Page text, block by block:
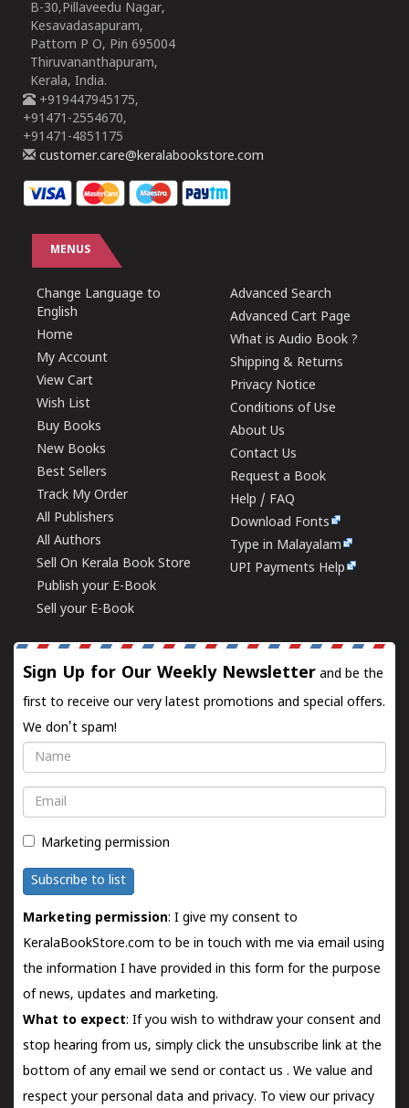
B-30,Pillaveedu Nagar,
Kesavadasapuram,
Pattom P O, Pin 695004
Thiruvananthapuram,
Kerala, India.
+919447945175,
+91471-2554670,
+91471-4851175
customer.care@keralabookstore.com
MENUS
Change Language to
English
Home
My Account
View Cart
Wish List
Buy Books
New Books
Best Sellers
Track My Order
All Publishers
All Authors
Sell On Kerala Book Store
Publish your E-Book
Sell your E-Book
Advanced Search
Advanced Cart Page
What is Audio Book ?
Shipping & Returns
Privacy Notice
Conditions of Use
About Us
Contact Us
Request a Book
Help / FAQ
Download Fonts
Type in Malayalam
UPI Payments Help
Sign Up for Our Weekly Newsletter and be the
first to receive our very latest promotions and special offers.
We don't spam!
Name
Email
Marketing permission
Subscribe to list
Marketing permission: I give my consent to
KeralaBookStore.com to be in touch with me via email using
the information I have provided in this form for the purpose
of news, updates and marketing.
What to expect: If you wish to withdraw your consent and
stop hearing from us, simply click the unsubscribe link at the
bottom of any email we send orcontact us . We value and
respect your personal data and privacy. To view our privacy